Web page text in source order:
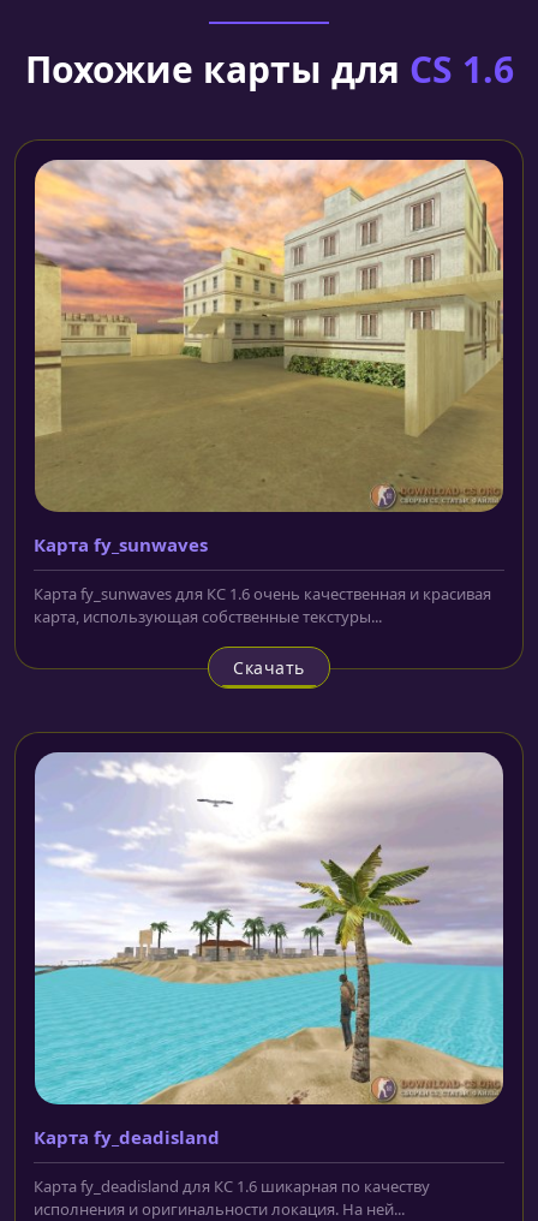
Похожие карты для CS 1.6
Карта fy_sunwaves
Карта fy_sunwaves для КС 1.6 очень качественная и красивая
карта, использующая собственные текстуры...
Скачать
Карта fy_deadisland
Карта fy_deadisland для КС 1.6 шикарная по качеству
исполнения и оригинальности локация. На ней...